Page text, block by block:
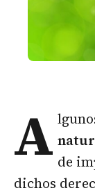
A de
dichos